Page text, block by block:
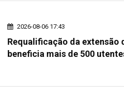
2026-08-06 17:43
Requalificação da extensão
beneficia mais de 500